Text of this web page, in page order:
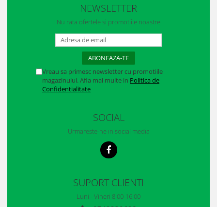
NEWSLETTER
Nu rata ofertele si promotiile noastre
Vreau sa primesc newsletter cu promotiile
magazinului. Afla mai multe in Politica de
Confidentialitate
SOCIAL
Urmareste-ne in social media
SUPORT CLIENTI
Luni - Vineri 8:00-16:00